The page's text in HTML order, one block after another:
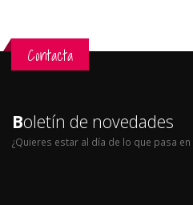
Contacta
Boletín de novedades
¿Quieres estar al día de lo que pasa en